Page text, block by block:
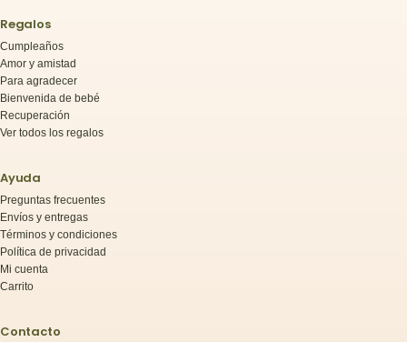
Regalos
Cumpleaños
Amor y amistad
Para agradecer
Bienvenida de bebé
Recuperación
Ver todos los regalos
Ayuda
Preguntas frecuentes
Envíos y entregas
Términos y condiciones
Política de privacidad
Mi cuenta
Carrito
Contacto